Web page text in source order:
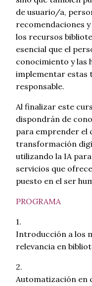
de usuario/a,
recomendaciones
los recursos
esencial que el
conocimiento y las
implementar estas
responsable.
Al finalizar este
dispondrán de
para emprender el
transformación
utilizando la IA
servicios que
puesto en el ser
PROGRAMA
1.
Introducción a los
relevancia en
2.
Automatización en